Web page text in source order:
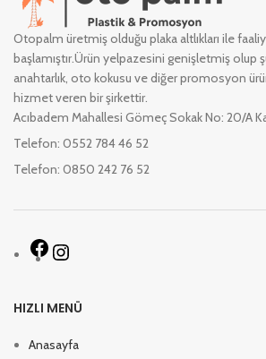
Otopalm üretmiş olduğu plaka altlıkları ile
başlamıştır.Ürün yelpazesini genişletmiş olup
anahtarlık, oto kokusu ve diğer promosyon
hizmet veren bir şirkettir.
Acıbadem Mahallesi Gömeç Sokak No: 20/A
Telefon: 0552 784 46 52
Telefon: 0850 242 76 52
HIZLI MENÜ
Anasayfa